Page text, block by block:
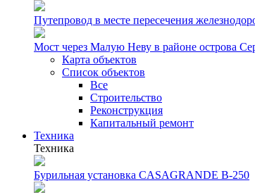
Путепровод в месте пересечения
Мост через Малую Неву в районе острова
Карта объектов
Список объектов
Все
Строительство
Реконструкция
Капитальный ремонт
Техника
Техника
Бурильная установка CASAGRANDE B-250